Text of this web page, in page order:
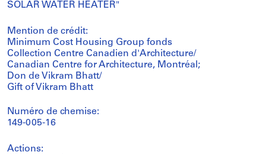
SOLAR WATER HEATER"
Mention de crédit:
Minimum Cost Housing Group fonds
Collection Centre Canadien d'Architecture/
Canadian Centre for Architecture, Montréal;
Don de Vikram Bhatt/
Gift of Vikram Bhatt
Numéro de chemise:
149-005-16
Actions: